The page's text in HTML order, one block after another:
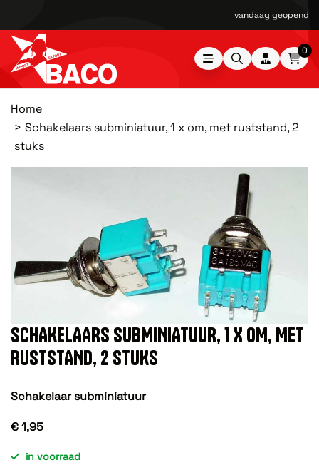
vandaag geopend
0
Home
Schakelaars subminiatuur, 1 x om, met ruststand, 2
stuks
SCHAKELAARS SUBMINIATUUR, 1 X OM, MET
RUSTSTAND, 2 STUKS
Schakelaar subminiatuur
€ 1,95
in voorraad